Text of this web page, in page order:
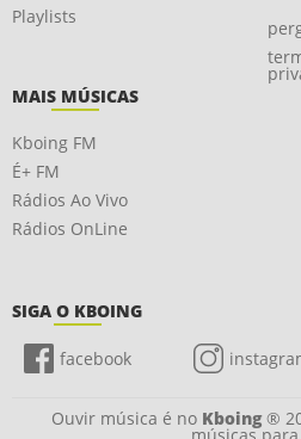
Playlists
MAIS MÚSICAS
Kboing FM
É+ FM
Rádios Ao Vivo
Rádios OnLine
SIGA O KBOING
facebook
Ouvir música é no Kboing®
músicas